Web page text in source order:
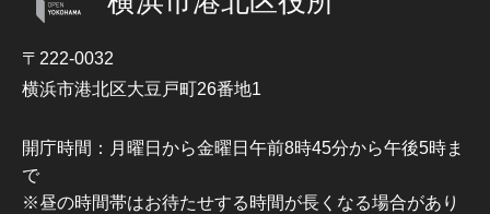
〒222-0032
横浜市港北区大豆戸町26番地1
開庁時間：月曜日から金曜日午前8時45分から午後5時ま
で
※昼の時間帯はお待たせする時間が長くなる場合があり